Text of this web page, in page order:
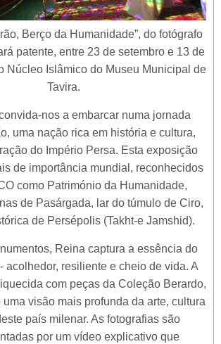
Berço da Humanidade”, do fotógrafo
patente, entre 23 de setembro e 13 de
Núcleo Islâmico do Museu Municipal de
Tavira.
nos a embarcar numa jornada
uma nação rica em história e cultura,
do Império Persa. Esta exposição
de importância mundial, reconhecidos
como Património da Humanidade,
de Pasárgada, lar do túmulo de Ciro,
de Persépolis (Takht-e Jamshid).
Reina captura a essência do
acolhedor, resiliente e cheio de vida. A
com peças da Coleção Berardo,
visão mais profunda da arte, cultura
país milenar. As fotografias são
por um vídeo explicativo que